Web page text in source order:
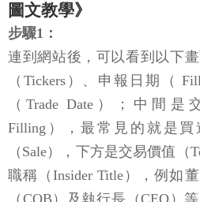
圖文教學》
步驟1：
連到網站後，可以看到以下
（Tickers）、申報日期（
（Trade Date）；中間是
Filling），最常見的就是買
（Sale），下方是交易價值（
職稱（Insider Title），例如
（COB）及執行長（CEO）